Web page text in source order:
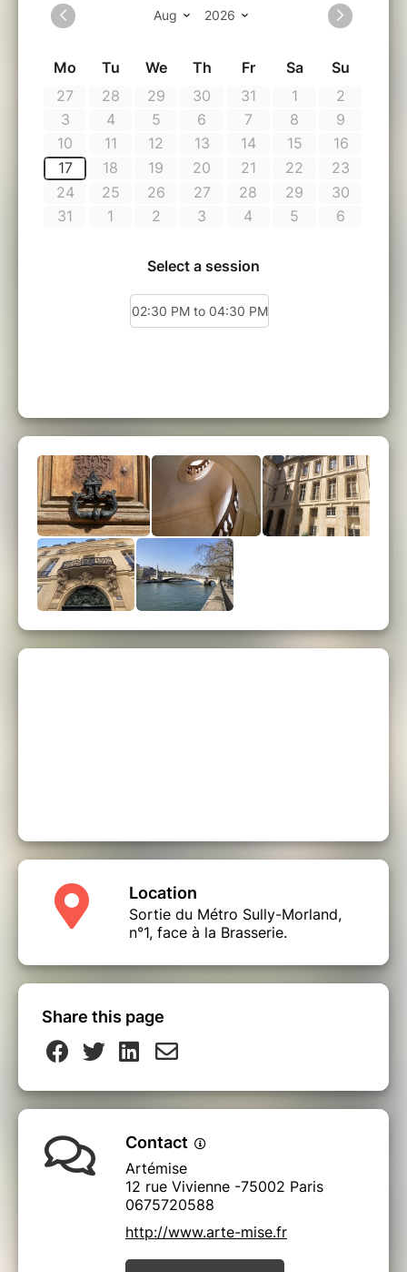
Location
Sortie du Métro Sully-Morland,
n°1, face à la Brasserie.
Share this page
Contact
Artémise
12 rue Vivienne -75002 Paris
0675720588
http://www.arte-mise.fr